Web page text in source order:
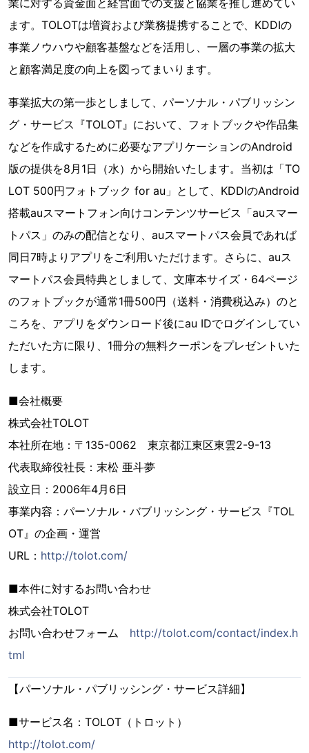
業に対する資金面と経営面での支援と協業を推し進めてい
ます。TOLOTは増資および業務提携することで、KDDIの
事業ノウハウや顧客基盤などを活用し、一層の事業の拡大
と顧客満足度の向上を図ってまいります。
事業拡大の第一歩としまして、パーソナル・パブリッシン
グ・サービス『TOLOT』において、フォトブックや作品集
などを作成するために必要なアプリケーションのAndroid
版の提供を8月1日（水）から開始いたします。当初は「TO
LOT 500円フォトブック for au」として、KDDIのAndroid
搭載auスマートフォン向けコンテンツサービス「auスマー
トパス」のみの配信となり、auスマートパス会員であれば
同日7時よりアプリをご利用いただけます。さらに、auス
マートパス会員特典としまして、文庫本サイズ・64ページ
のフォトブックが通常1冊500円（送料・消費税込み）のと
ころを、アプリをダウンロード後にau IDでログインしてい
ただいた方に限り、1冊分の無料クーポンをプレゼントいた
します。
■会社概要
株式会社TOLOT
本社所在地：〒135-0062 東京都江東区東雲2-9-13
代表取締役社長：末松 亜斗夢
設立日：2006年4月6日
事業内容：パーソナル・バブリッシング・サービス『TOL
OT』の企画・運営
URL： http://tolot.com/
■本件に対するお問い合わせ
株式会社TOLOT
お問い合わせフォーム http://tolot.com/contact/index.h
tml
【パーソナル・パブリッシング・サービス詳細】
■サービス名：TOLOT（トロット）
http://tolot.com/